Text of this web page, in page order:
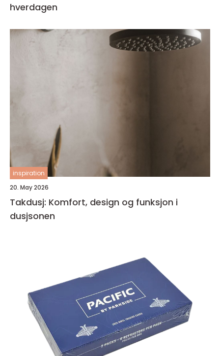
hverdagen
inspiration
20. May 2026
Takdusj: Komfort, design og funksjon i
dusjsonen